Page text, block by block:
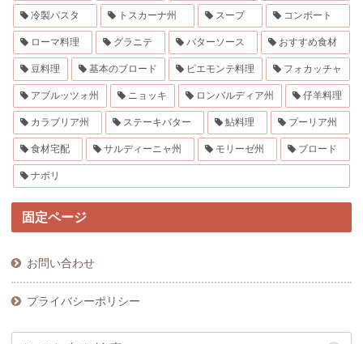
冷製パスタ トスカーナ州 スープ コンポート
ローマ料理 グラニテ バターソース おすすめ食材
豆料理 基本のブロード ピエモンテ料理 フォカッチャ
アブルッツォ州 ニョッキ ロンバルディア州 仔羊料理
カラブリア州 ステーキバター 鮎料理 プーリア州
食材宅配 サルディーニャ州 モリーゼ州 ブロード
ナポリ
固定ページ
お問い合わせ
プライバシーポリシー